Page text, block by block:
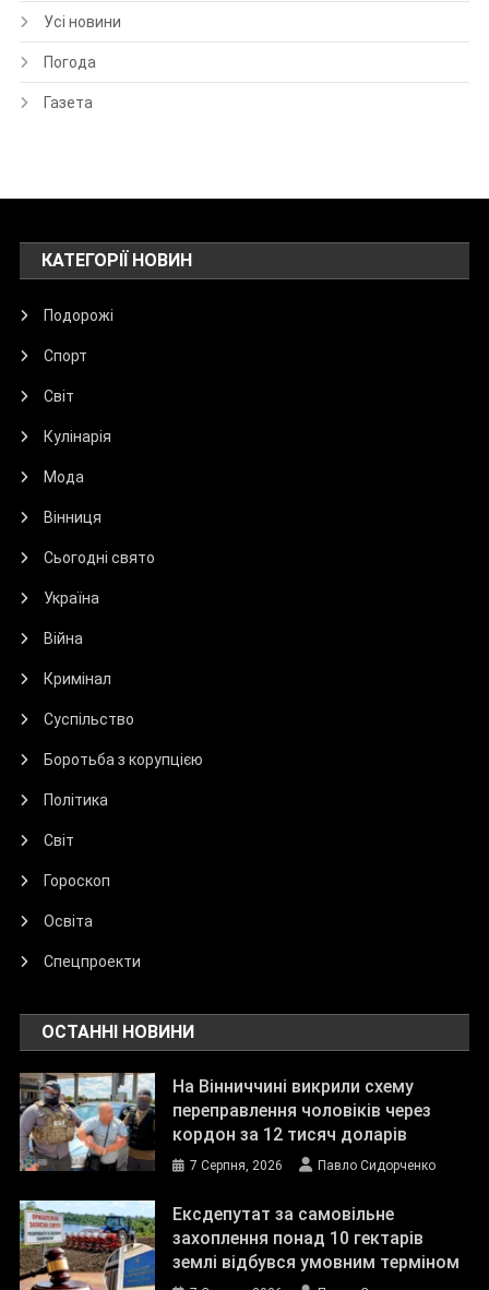
Усі новини
Погода
Газета
КАТЕГОРІЇ НОВИН
Подорожі
Спорт
Світ
Кулінарія
Мода
Вінниця
Сьогодні свято
Україна
Війна
Кримінал
Суспільство
Боротьба з корупцією
Політика
Світ
Гороскоп
Освіта
Спецпроекти
ОСТАННІ НОВИНИ
На Вінниччині викрили схему
переправлення чоловіків через
кордон за 12 тисяч доларів
7 Серпня, 2026 Павло Сидорченко
Ексдепутат за самовільне
захоплення понад 10 гектарів
землі відбувся умовним терміном